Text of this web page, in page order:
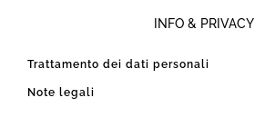
INFO & PRIVACY
Trattamento dei dati personali
Note legali